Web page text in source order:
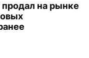
на рынке